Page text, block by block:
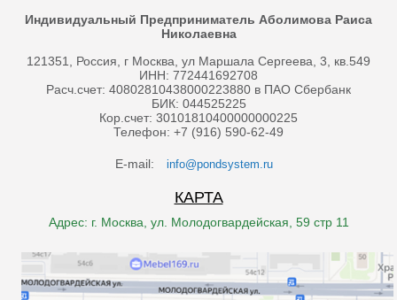
Индивидуальный Предприниматель Аболимова Раиса
Николаевна
121351, Россия, г Москва, ул Маршала Сергеева, 3, кв.549
ИНН: 772441692708
Расч.счет: 40802810438000223880 в ПАО Сбербанк
БИК: 044525225
Кор.счет: 30101810400000000225
Телефон: +7 (916) 590-62-49
E-mail: info@pondsystem.ru
КАРТА
Адрес: г. Москва, ул. Молодогвардейская, 59 стр 11